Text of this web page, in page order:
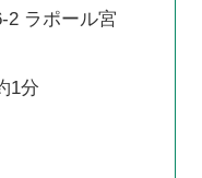
2 ラポール宮
1分